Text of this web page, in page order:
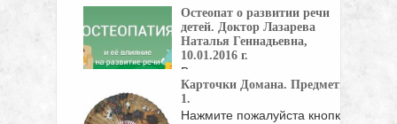
Остеопат о развитии речи
детей. Доктор Лазарева
Наталья Геннадьевна,
10.01.2016 г.
В рамках интервью мы
обсудили следующие
вопросы: 1. ...
Карточки Домана. Предметы
1.
Нажмите пожалуйста кнопки